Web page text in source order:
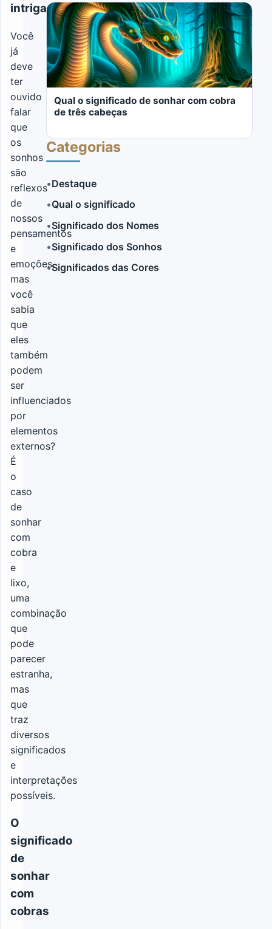
intrigante
Você
já
deve
ter
ouvido
falar
que
os
sonhos
são
reflexos
de
nossos
pensamentos
e
emoções,
mas
você
sabia
que
eles
também
podem
ser
influenciados
por
elementos
externos?
É
o
caso
de
sonhar
com
cobra
e
lixo,
uma
combinação
que
pode
parecer
estranha,
mas
que
traz
diversos
significados
e
interpretações
possíveis.
O
significado
de
sonhar
com
cobras
LER MAIS
Qual o significado de sonhar com cobra
de três cabeças
LER MAIS
Categorias
•Destaque
•Qual o significado
•Significado dos Nomes
•Significado dos Sonhos
•Significados das Cores